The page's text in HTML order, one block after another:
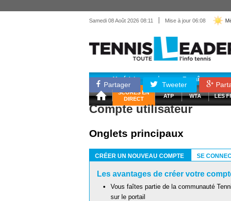
Samedi 08 Août 2026 08:11 | Mise à jour 06:08
Matériel Entraînement
SCORES EN
DIRECT
ATP WTA LES
Partager Tweeter
Compte utilisateur
Onglets principaux
CRÉER UN NOUVEAU COMPTE
SE
Les avantages de créer votre
Vous faîtes partie de la communauté
sur le portail